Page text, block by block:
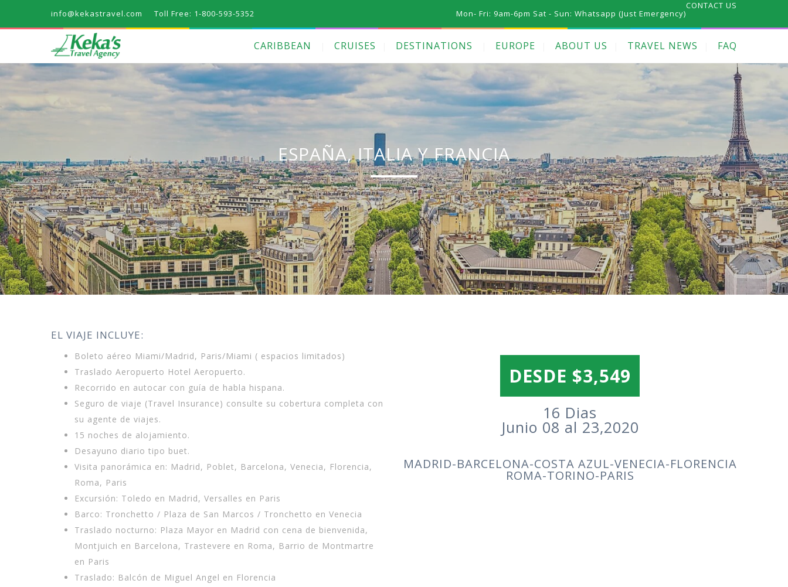
info@kekastravel.com Toll Free: 1-800-593-5352 Mon- Fri: 9am-6pm Sat - Sun: Whatsapp (Just Emergency)
CONTACT US
CARIBBEAN CRUISES DESTINATIONS EUROPE ABOUT US TRAVEL NEWS FAQ
ESPAÑA, ITALIA Y FRANCIA
EL VIAJE INCLUYE:
Boleto aéreo Miami/Madrid, Paris/Miami ( espacios limitados)
Traslado Aeropuerto Hotel Aeropuerto.
Recorrido en autocar con guía de habla hispana.
Seguro de viaje (Travel Insurance) consulte su cobertura completa con
su agente de viajes.
15 noches de alojamiento.
Desayuno diario tipo bu­et.
Visita panorámica en: Madrid, Poblet, Barcelona, Venecia, Florencia,
Roma, Paris
Excursión: Toledo en Madrid, Versalles en Paris
Barco: Tronchetto / Plaza de San Marcos / Tronchetto en Venecia
Traslado nocturno: Plaza Mayor en Madrid con cena de bienvenida,
Montjuich en Barcelona, Trastevere en Roma, Barrio de Montmartre
en Paris
Traslado: Balcón de Miguel Angel en Florencia
DESDE $3,549
16 Dias
Junio 08 al 23,2020
MADRID-BARCELONA-COSTA AZUL-VENECIA-FLORENCIA
ROMA-TORINO-PARIS